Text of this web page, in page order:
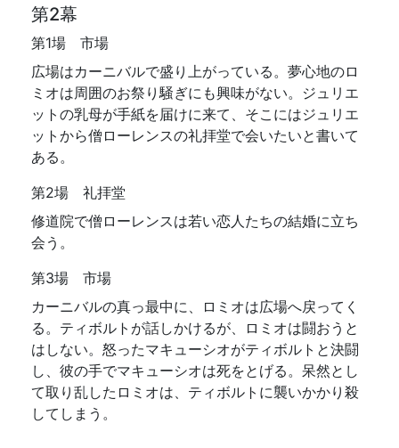
第2幕
第1場 市場
広場はカーニバルで盛り上がっている。夢心地のロ
ミオは周囲のお祭り騒ぎにも興味がない。ジュリエ
ットの乳母が手紙を届けに来て、そこにはジュリエ
ットから僧ローレンスの礼拝堂で会いたいと書いて
ある。
第2場 礼拝堂
修道院で僧ローレンスは若い恋人たちの結婚に立ち
会う。
第3場 市場
カーニバルの真っ最中に、ロミオは広場へ戻ってく
る。ティボルトが話しかけるが、ロミオは闘おうと
はしない。怒ったマキューシオがティボルトと決闘
し、彼の手でマキューシオは死をとげる。呆然とし
て取り乱したロミオは、ティボルトに襲いかかり殺
してしまう。